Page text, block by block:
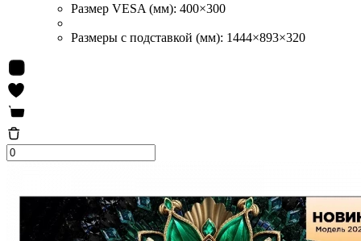
Размер VESA (мм): 400×300
Размеры с подставкой (мм): 1444×893×320